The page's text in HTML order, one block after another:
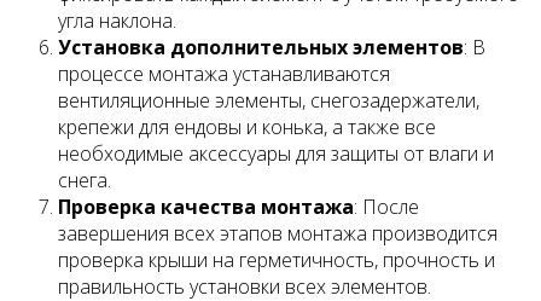
угла наклона.
Установка дополнительных элементов: В
процессе монтажа устанавливаются
вентиляционные элементы, снегозадержатели,
крепежи для ендовы и конька, а также все
необходимые аксессуары для защиты от влаги и
снега.
Проверка качества монтажа: После
завершения всех этапов монтажа производится
проверка крыши на герметичность, прочность и
правильность установки всех элементов.